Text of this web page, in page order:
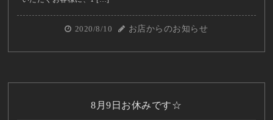
2020/8/10 お店からのお知らせ
8月9日お休みです☆